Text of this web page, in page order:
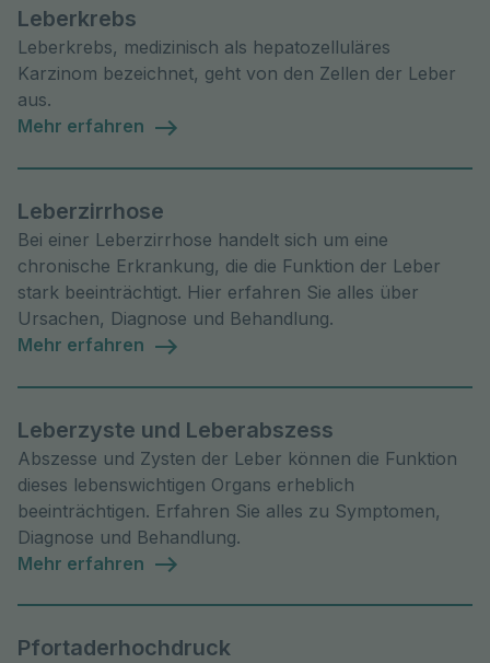
Leberkrebs
Leberkrebs, medizinisch als hepatozelluläres
Karzinom bezeichnet, geht von den Zellen der Leber
aus.
Mehr erfahren
Leberzirrhose
Bei einer Leberzirrhose handelt sich um eine
chronische Erkrankung, die die Funktion der Leber
stark beeinträchtigt. Hier erfahren Sie alles über
Ursachen, Diagnose und Behandlung.
Mehr erfahren
Leberzyste und Leberabszess
Abszesse und Zysten der Leber können die Funktion
dieses lebenswichtigen Organs erheblich
beeinträchtigen. Erfahren Sie alles zu Symptomen,
Diagnose und Behandlung.
Mehr erfahren
Pfortaderhochdruck